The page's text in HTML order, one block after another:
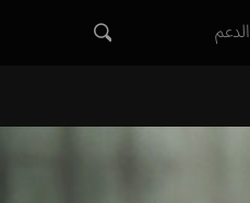
الدعم